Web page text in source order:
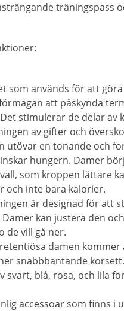
träningspass
som används för att
att påskynda
stimulerar de delar av
av gifter och
utövar en tonande och
hungern. Damer
som kroppen lättare
och inte bara kalorier.
är designad för att
kan justera den
de vill gå ner.
damen kommer
snabbbantande
svart, blå, rosa, och lila
accessoar som finns i